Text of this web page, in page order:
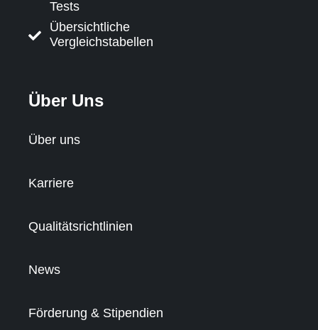
Tests
Übersichtliche
Vergleichstabellen
Über Uns
Über uns
Karriere
Qualitätsrichtlinien
News
Förderung & Stipendien